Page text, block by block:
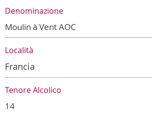
Denominazione
Moulin à Vent AOC
Località
Francia
Tenore Alcolico
14